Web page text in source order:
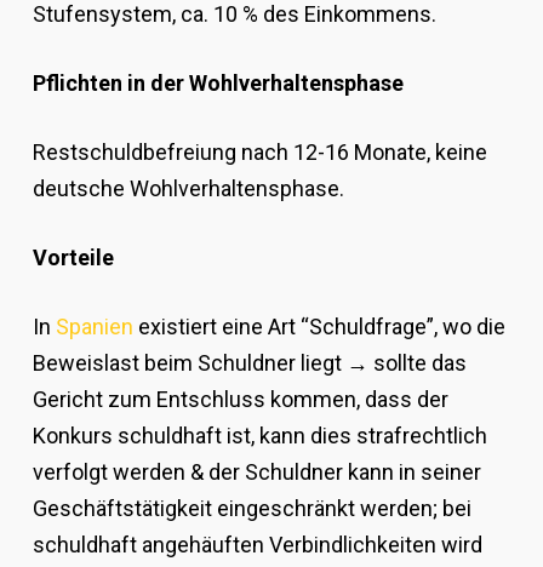
Stufensystem, ca. 10 % des Einkommens.
Pflichten in der Wohlverhaltensphase
Restschuldbefreiung nach 12-16 Monate, keine
deutsche Wohlverhaltensphase.
Vorteile
In Spanien existiert eine Art “Schuldfrage”, wo die
Beweislast beim Schuldner liegt → sollte das
Gericht zum Entschluss kommen, dass der
Konkurs schuldhaft ist, kann dies strafrechtlich
verfolgt werden & der Schuldner kann in seiner
Geschäftstätigkeit eingeschränkt werden; bei
schuldhaft angehäuften Verbindlichkeiten wird